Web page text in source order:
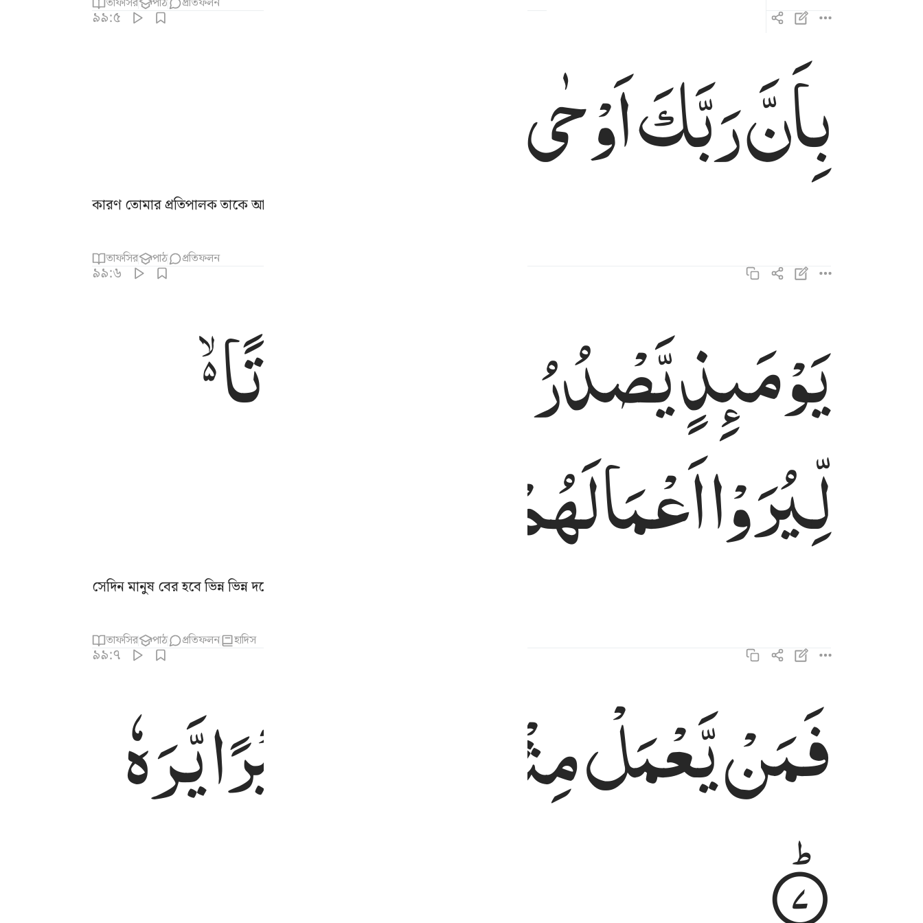
৯৯:৫
بان ربك اوحى لها ٥
بِأَنَّ رَبَّكَ أَوْحَىٰ لَهَا ٥
بِاَنَّرَبَّكَاَوْحٰی কারণ তোমার প্রতিপালক তাকে আদেশ করবেন,
তাফসির পাঠ প্রতিফলন
৯৯:৬
يَوْمَئِذٍۢ يَصْدُرُ ٱلنَّاسُ أَشْتَاتًۭا لِّيُرَوْا۟ أَعْمَـٰلَهُمْ ٦
یَوْمَىِٕذٍیَّصْدُرُ اَشْتَاتًا ۙ۬
لِّیُرَوْااَعْمَالَهُمْ সেদিন মানুষ বের হবে ভিন্ন ভিন্ন দলে যাতে তাদেরকে তাদের কৃতকর্ম দেখানো যায়,
তাফসির পাঠ প্রতিফলন হাদিস
৯৯:৭
فمن يعمل مثقال ذرة خيرا يره ٧
فَمَن يَعْمَلْ مِثْقَالَ ذَرَّةٍ خَيْرًۭا يَرَهُۥ ٧
فَمَنْیَّعْمَلْمِثْقَالَ خَیْرًایَّرَهٗ